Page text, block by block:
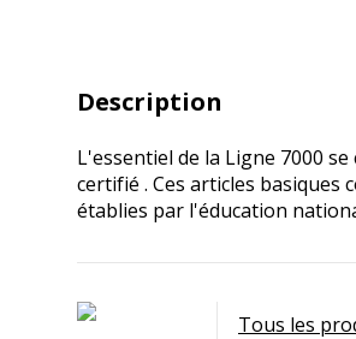
Description
L'essentiel de la Ligne 7000
certifié . Ces articles
établies par l'éducation
Tous les